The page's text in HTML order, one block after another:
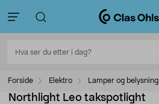
Forside Elektro Lamper og belysning
Northlight Leo takspotlight